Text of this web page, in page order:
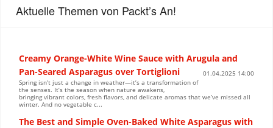
Aktuelle Themen von Packt’s An!
Creamy Orange-White Wine Sauce with Arugula and
Pan-Seared Asparagus over Tortiglioni
01.04.2025 14:00
Spring isn’t just a change in weather—it’s a transformation of
the senses. It’s the season when nature awakens,
bringing vibrant colors, fresh flavors, and delicate aromas that we’ve missed all
winter. And no vegetable c...
The Best and Simple Oven-Baked White Asparagus with